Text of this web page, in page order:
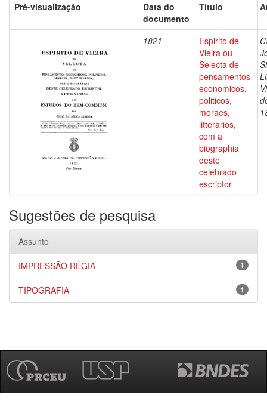
Pré-visualização
Data do
documento
Título
1821
Espirito de
Vieira ou
Selecta de
pensamentos
economicos,
politicos,
moraes,
litterarios,
com a
biographia
deste
celebrado
escriptor
Sugestões de pesquisa
Assunto
1
IMPRESSÃO RÉGIA
1
TIPOGRAFIA